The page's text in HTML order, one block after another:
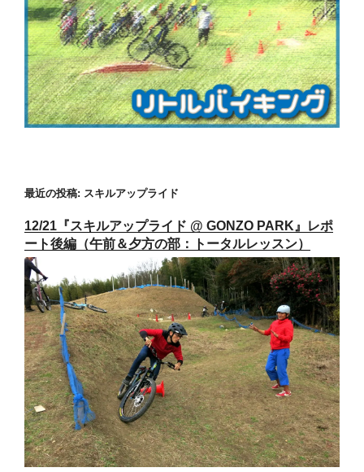
最近の投稿: スキルアップライド
12/21『スキルアップライド @ GONZO PARK』レポ
ート後編（午前＆夕方の部：トータルレッスン）